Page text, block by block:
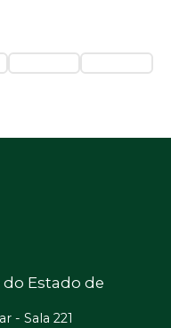
Estado de
- Sala 221